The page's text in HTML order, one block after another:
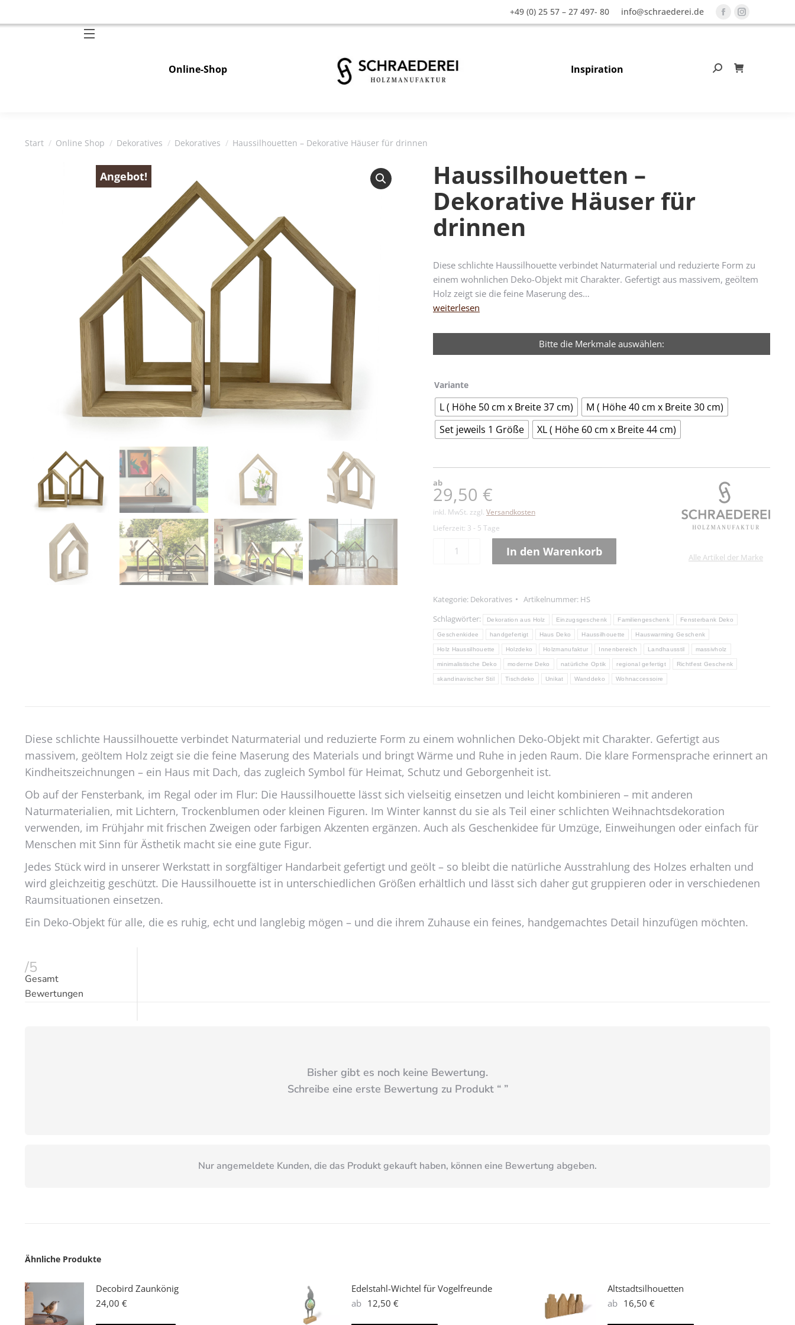
+49 (0) 25 57 – 27 497- 80 info@schraederei.de
Facebook
Instagram
in
Online-Shop Inspiration Search:
Start Online Shop Dekoratives Dekoratives Haussilhouetten – Dekorative Häuser für drinnen
Angebot!
Haussilhouetten –
Dekorative Häuser für
drinnen
Diese schlichte Haussilhouette verbindet Naturmaterial und reduzierte Form zu
einem wohnlichen Deko-Objekt mit Charakter. Gefertigt aus massivem, geöltem
Holz zeigt sie die feine Maserung des…
weiterlesen
Bitte die Merkmale auswählen:
Variante
L ( Höhe 50 cm x Breite 37 cm)
M ( Höhe 40 cm x Breite 30 cm)
Set jeweils 1 Größe
XL ( Höhe 60 cm x Breite 44 cm)
ab
29,50 €
inkl. MwSt. zzgl. Versandkosten
Lieferzeit: 3 - 5 Tage
für
drinnen
Menge
In den Warenkorb Alle Artikel der Marke
Kategorie: Dekoratives Artikelnummer: HS
Schlagwörter:
Dekoration aus Holz Einzugsgeschenk Familiengeschenk Fensterbank Deko
Geschenkidee handgefertigt Haus Deko Haussilhouette Hauswarming Geschenk
Holz Haussilhouette Holzdeko Holzmanufaktur Innenbereich Landhausstil massivholz
minimalistische Deko moderne Deko natürliche Optik regional gefertigt Richtfest Geschenk
skandinavischer Stil Tischdeko Unikat Wanddeko Wohnaccessoire
Diese schlichte Haussilhouette verbindet Naturmaterial und reduzierte Form zu einem wohnlichen Deko-Objekt mit Charakter. Gefertigt aus
massivem, geöltem Holz zeigt sie die feine Maserung des Materials und bringt Wärme und Ruhe in jeden Raum. Die klare Formensprache erinnert an
Kindheitszeichnungen – ein Haus mit Dach, das zugleich Symbol für Heimat, Schutz und Geborgenheit ist.
Ob auf der Fensterbank, im Regal oder im Flur: Die Haussilhouette lässt sich vielseitig einsetzen und leicht kombinieren – mit anderen
Naturmaterialien, mit Lichtern, Trockenblumen oder kleinen Figuren. Im Winter kannst du sie als Teil einer schlichten Weihnachtsdekoration
verwenden, im Frühjahr mit frischen Zweigen oder farbigen Akzenten ergänzen. Auch als Geschenkidee für Umzüge, Einweihungen oder einfach für
Menschen mit Sinn für Ästhetik macht sie eine gute Figur.
Jedes Stück wird in unserer Werkstatt in sorgfältiger Handarbeit gefertigt und geölt – so bleibt die natürliche Ausstrahlung des Holzes erhalten und
wird gleichzeitig geschützt. Die Haussilhouette ist in unterschiedlichen Größen erhältlich und lässt sich daher gut gruppieren oder in verschiedenen
Raumsituationen einsetzen.
Ein Deko-Objekt für alle, die es ruhig, echt und langlebig mögen – und die ihrem Zuhause ein feines, handgemachtes Detail hinzufügen möchten.
/5
Gesamt
Bewertungen
Bisher gibt es noch keine Bewertung.
Schreibe eine erste Bewertung zu Produkt “”
Nur angemeldete Kunden, die das Produkt gekauft haben, können eine Bewertung abgeben.
Ähnliche Produkte
Decobird Zaunkönig
24,00 €
Edelstahl-Wichtel für Vogelfreunde
ab 12,50€
Altstadtsilhouetten
ab 16,50 €